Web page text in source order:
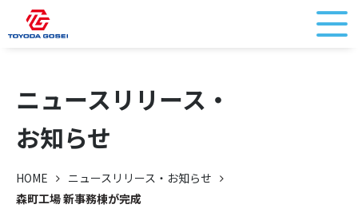
ニュースリリース・
お知らせ
HOME
ニュースリリース・お知らせ
森町工場 新事務棟が完成